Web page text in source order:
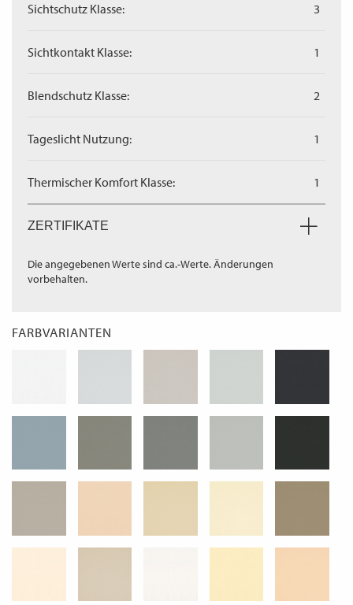
Sichtschutz Klasse: 3
Sichtkontakt Klasse: 1
Blendschutz Klasse: 2
Tageslicht Nutzung: 1
Thermischer Komfort Klasse: 1
ZERTIFIKATE
Die angegebenen Werte sind ca.-Werte. Änderungen
vorbehalten.
FARBVARIANTEN